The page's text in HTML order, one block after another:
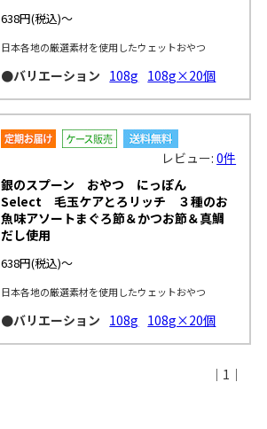
638円(税込)～
日本各地の厳選素材を使用したウェットおやつ
●バリエーション 108g 108g×20個
レビュー:0件
銀のスプーン おやつ にっぽん
Select 毛玉ケアとろリッチ ３種のお
魚味アソートまぐろ節＆かつお節＆真鯛
だし使用
638円(税込)～
日本各地の厳選素材を使用したウェットおやつ
●バリエーション 108g 108g×20個
｜1｜